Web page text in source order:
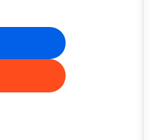
450.000 ₫.